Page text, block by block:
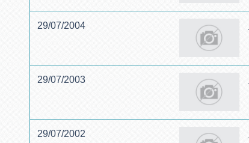
29/07/2004
29/07/2003
29/07/2002